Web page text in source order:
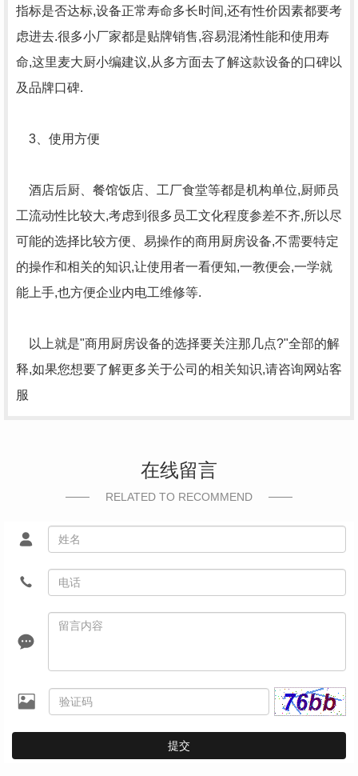
指标是否达标,设备正常寿命多长时间,还有性价因素都要考
虑进去.很多小厂家都是贴牌销售,容易混淆性能和使用寿
命,这里麦大厨小编建议,从多方面去了解这款设备的口碑以
及品牌口碑.
3、使用方便
酒店后厨、餐馆饭店、工厂食堂等都是机构单位,厨师员
工流动性比较大,考虑到很多员工文化程度参差不齐,所以尽
可能的选择比较方便、易操作的商用厨房设备,不需要特定
的操作和相关的知识,让使用者一看便知,一教便会,一学就
能上手,也方便企业内电工维修等.
以上就是"商用厨房设备的选择要关注那几点?"全部的解
释,如果您想要了解更多关于公司的相关知识,请咨询网站客
服
在线留言
RELATED TO RECOMMEND
提交